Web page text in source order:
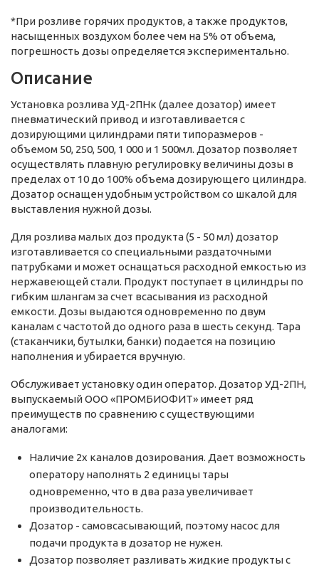
*При розливе горячих продуктов, а также продуктов,
насыщенных воздухом более чем на 5% от объема,
погрешность дозы определяется экспериментально.
Описание
Установка розлива УД-2ПНк (далее дозатор) имеет
пневматический привод и изготавливается с
дозирующими цилиндрами пяти типоразмеров -
объемом 50, 250, 500, 1 000 и 1 500мл. Дозатор позволяет
осуществлять плавную регулировку величины дозы в
пределах от 10 до 100% объема дозирующего цилиндра.
Дозатор оснащен удобным устройством со шкалой для
выставления нужной дозы.
Для розлива малых доз продукта (5 - 50 мл) дозатор
изготавливается со специальными раздаточными
патрубками и может оснащаться расходной емкостью из
нержавеющей стали. Продукт поступает в цилиндры по
гибким шлангам за счет всасывания из расходной
емкости. Дозы выдаются одновременно по двум
каналам с частотой до одного раза в шесть секунд. Тара
(стаканчики, бутылки, банки) подается на позицию
наполнения и убирается вручную.
Обслуживает установку один оператор. Дозатор УД-2ПН,
выпускаемый ООО «ПРОМБИОФИТ» имеет ряд
преимуществ по сравнению с существующими
аналогами:
Наличие 2х каналов дозирования. Дает возможность
оператору наполнять 2 единицы тары
одновременно, что в два раза увеличивает
производительность.
Дозатор - самовсасывающий, поэтому насос для
подачи продукта в дозатор не нужен.
Дозатор позволяет разливать жидкие продукты с